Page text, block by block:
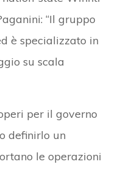
“Il gruppo
è specializzato in
su scala
per il governo
definirlo un
le operazioni